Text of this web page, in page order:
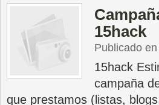
15hack
Publicado
15hack
campaña
que prestamos (listas,